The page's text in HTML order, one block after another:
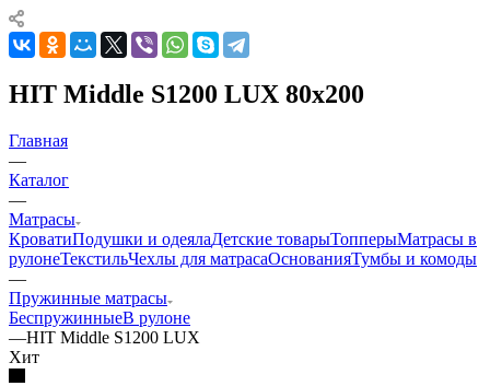
HIT Middle S1200 LUX 80x200
Главная
—
Каталог
—
Матрасы
КроватиПодушки и одеялаДетские товарыТопперыМатрасы в
рулонеТекстильЧехлы для матрасаОснованияТумбы и комоды
—
Пружинные матрасы
БеспружинныеВ рулоне
—HIT Middle S1200 LUX
Хит